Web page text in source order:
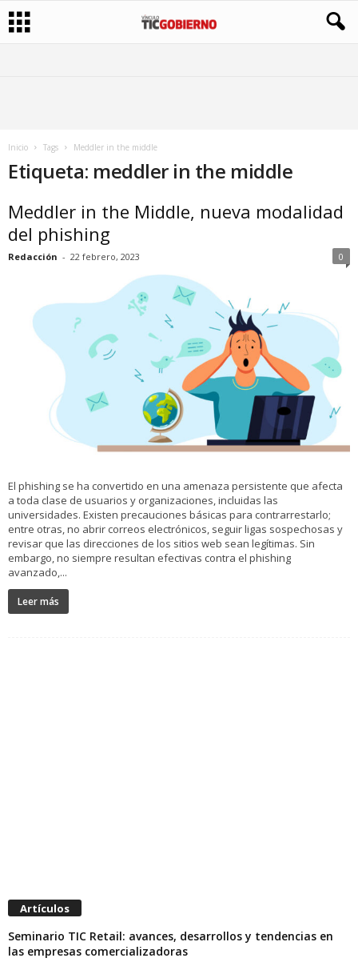
Inicio Tags Meddler in the middle
Etiqueta: meddler in the middle
Meddler in the Middle, nueva modalidad
del phishing
Redacción - 22 febrero, 2023 0
El phishing se ha convertido en una amenaza persistente que afecta
a toda clase de usuarios y organizaciones, incluidas las
universidades. Existen precauciones básicas para contrarrestarlo;
entre otras, no abrir correos electrónicos, seguir ligas sospechosas y
revisar que las direcciones de los sitios web sean legítimas. Sin
embargo, no siempre resultan efectivas contra el phishing
avanzado,...
Leer más
Artículos
Seminario TIC Retail: avances, desarrollos y tendencias en
las empresas comercializadoras